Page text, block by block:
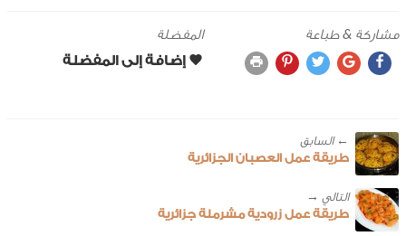
مشاركة & طباعة المفضلة
← ‎السابق
طريقة عمل العصبان الجزائرية
طريقة عمل زرودية مشرملة جزائرية